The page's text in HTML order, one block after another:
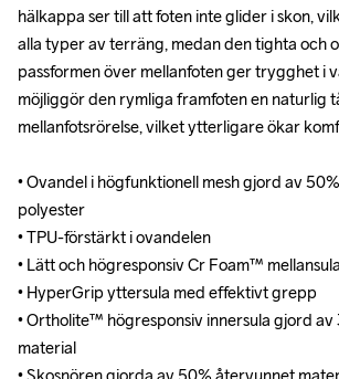
hälkappa ser till att foten inte glider i skon,
alla typer av terräng, medan den tighta och
passformen över mellanfoten ger trygghet i
möjliggör den rymliga framfoten en naturlig
mellanfotsrörelse, vilket ytterligare ökar
• Ovandel i högfunktionell mesh gjord av
polyester
• TPU-förstärkt i ovandelen
• Lätt och högresponsiv Cr Foam™ mellansula
• HyperGrip yttersula med effektivt grepp
• Ortholite™ högresponsiv innersula gjord
material
hälkappa ser till att foten inte glider i skon,
alla typer av terräng, medan den tighta och
passformen över mellanfoten ger trygghet i
möjliggör den rymliga framfoten en naturlig
mellanfotsrörelse, vilket ytterligare ökar
• Ovandel i högfunktionell mesh gjord av
polyester
• TPU-förstärkt i ovandelen
• Lätt och högresponsiv Cr Foam™ mellansula
• HyperGrip yttersula med effektivt grepp
• Ortholite™ högresponsiv innersula gjord
material